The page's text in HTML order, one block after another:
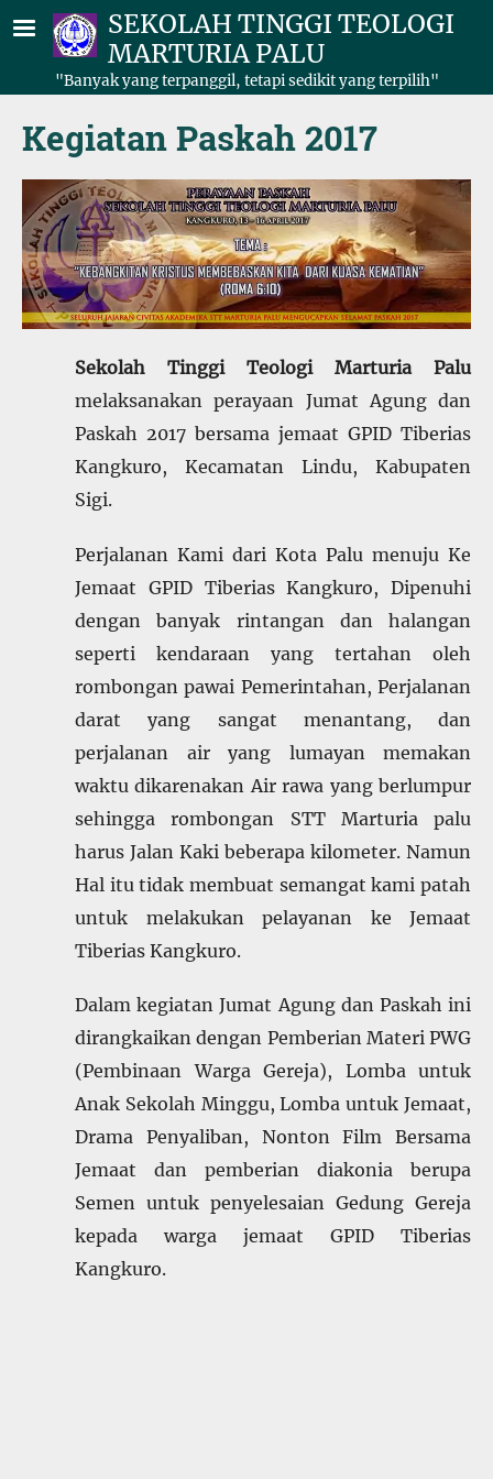
Lompat ke isi utamaSEKOLAH TINGGI TEOLOGI
MARTURIA PALU
"Banyak yang terpanggil, tetapi sedikit yang terpilih"
Kegiatan Paskah 2017
Sekolah Tinggi Teologi Marturia Palu
melaksanakan perayaan Jumat Agung dan
Paskah 2017 bersama jemaat GPID Tiberias
Kangkuro, Kecamatan Lindu, Kabupaten
Sigi.
Perjalanan Kami dari Kota Palu menuju Ke
Jemaat GPID Tiberias Kangkuro, Dipenuhi
dengan banyak rintangan dan halangan
seperti kendaraan yang tertahan oleh
rombongan pawai Pemerintahan, Perjalanan
darat yang sangat menantang, dan
perjalanan air yang lumayan memakan
waktu dikarenakan Air rawa yang berlumpur
sehingga rombongan STT Marturia palu
harus Jalan Kaki beberapa kilometer. Namun
Hal itu tidak membuat semangat kami patah
untuk melakukan pelayanan ke Jemaat
Tiberias Kangkuro.
Dalam kegiatan Jumat Agung dan Paskah ini
dirangkaikan dengan Pemberian Materi PWG
(Pembinaan Warga Gereja), Lomba untuk
Anak Sekolah Minggu, Lomba untuk Jemaat,
Drama Penyaliban, Nonton Film Bersama
Jemaat dan pemberian diakonia berupa
Semen untuk penyelesaian Gedung Gereja
kepada warga jemaat GPID Tiberias
Kangkuro.